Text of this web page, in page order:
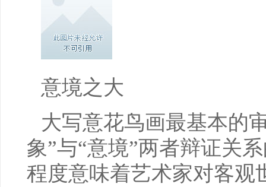
意境之大
大写意花鸟画最基本的
象”与“意境”两者辩证关
程度意味着艺术家对客观